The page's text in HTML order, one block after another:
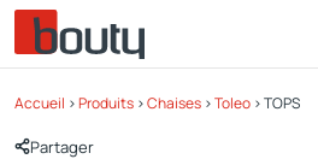
Accueil >Produits >Chaises >Toleo >TOPS
Partager